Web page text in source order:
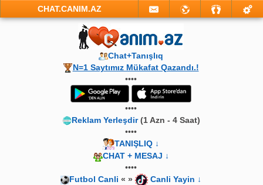
CHAT.CANIM.AZ
Chat+Tanışlıq
N=1 Saytımız Mükafat Qazandı.!
••••
••••
Reklam Yerleşdir(1 Azn - 4 Saat)
••••
TANIŞLIQ ↓
CHAT + MESAJ ↓
••••
Futbol Canli « »
Canli Yayin ↓